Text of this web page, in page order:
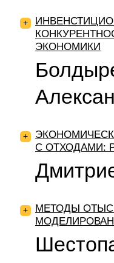
+
ЭКОНОМИКИ
+
С ОТХОДАМИ:
+
МЕТОДЫ